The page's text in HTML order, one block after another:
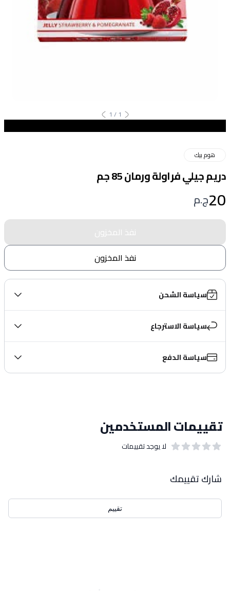
1
/
1
هوم بيك
دريم جيلي فراولة ورمان 85 جم
20ج.م
نفذ المخزون
نفذ المخزون
سياسة الشحن
سياسة الاسترجاع
سياسة الدفع
تقييمات المستخدمين
لا يوجد تقييمات
شارك تقييمك
تقييم